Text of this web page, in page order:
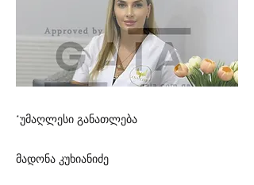
*უმაღლესი განათლება
მადონა კუხიანიძე